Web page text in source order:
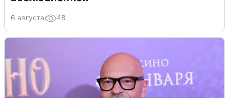
6 августа 48